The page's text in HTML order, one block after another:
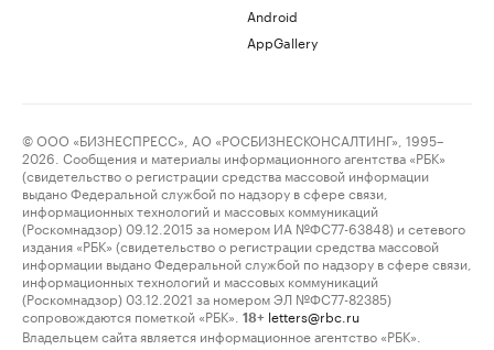
Android
AppGallery
© ООО «БИЗНЕСПРЕСС», АО «РОСБИЗНЕСКОНСАЛТИНГ», 1995–
2026. Сообщения и материалы информационного агентства «РБК»
(свидетельство о регистрации средства массовой информации
выдано Федеральной службой по надзору в сфере связи,
информационных технологий и массовых коммуникаций
(Роскомнадзор) 09.12.2015 за номером ИА №ФС77-63848) и сетевого
издания «РБК» (свидетельство о регистрации средства массовой
информации выдано Федеральной службой по надзору в сфере связи,
информационных технологий и массовых коммуникаций
(Роскомнадзор) 03.12.2021 за номером ЭЛ №ФС77-82385)
сопровождаются пометкой «РБК».
18+ letters@rbc.ru
Владельцем сайта является информационное агентство «РБК».